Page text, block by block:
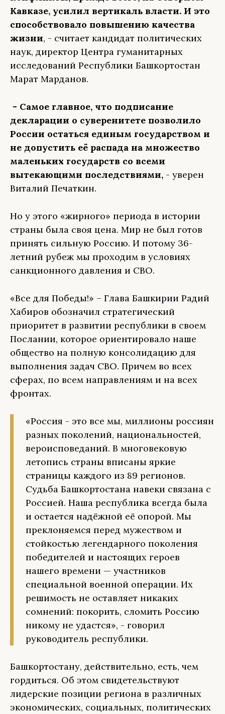
Кавказе, усилил вертикаль власти. И это
способствовало повышению качества
жизни, - считает кандидат политических
наук, директор Центра гуманитарных
исследований Республики Башкортостан
Марат Марданов.
- Самое главное, что подписание
декларации о суверенитете позволило
России остаться единым государством и
не допустить её распада на множество
маленьких государств со всеми
вытекающими последствиями, - уверен
Виталий Печаткин.
Но у этого «жирного» периода в истории
страны была своя цена. Мир не был готов
принять сильную Россию. И потому 36-
летний рубеж мы проходим в условиях
санкционного давления и СВО.
«Все для Победы!» – Глава Башкирии Радий
Хабиров обозначил стратегический
приоритет в развитии республики в своем
Послании, которое ориентировало наше
общество на полную консолидацию для
выполнения задач СВО. Причем во всех
сферах, по всем направлениям и на всех
фронтах.
«Россия - это все мы, миллионы россиян
разных поколений, национальностей,
вероисповеданий. В многовековую
летопись страны вписаны яркие
страницы каждого из 89 регионов.
Судьба Башкортостана навеки связана с
Россией. Наша республика всегда была
и остается надёжной её опорой. Мы
преклоняемся перед мужеством и
стойкостью легендарного поколения
победителей и настоящих героев
нашего времени — участников
специальной военной операции. Их
решимость не оставляет никаких
сомнений: покорить, сломить Россию
никому не удастся», - говорил
руководитель республики.
Башкортостану, действительно, есть, чем
гордиться. Об этом свидетельствуют
лидерские позиции региона в различных
экономических, социальных, политических